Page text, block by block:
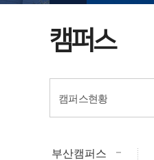
캠퍼스
캠퍼스현황
부산캠퍼스